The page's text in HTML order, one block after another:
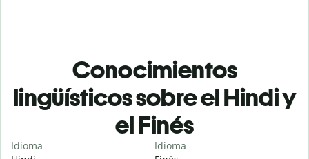
Conocimientos
lingüísticos sobre el Hindi y
el Finés
Idioma
Idioma